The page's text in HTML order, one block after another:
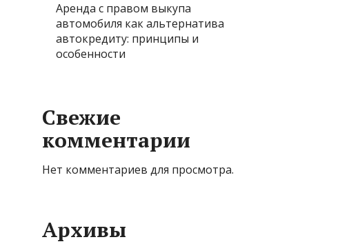
Аренда с правом выкупа
автомобиля как альтернатива
автокредиту: принципы и
особенности
Свежие
комментарии
Нет комментариев для просмотра.
Архивы